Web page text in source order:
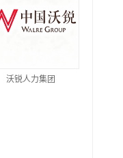
沃锐人力集团